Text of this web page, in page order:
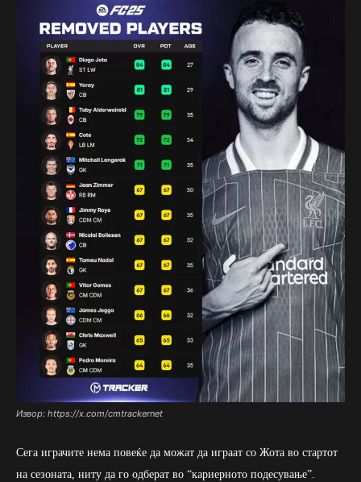
Извор: https://x.com/cmtrackernet
Сега играчите нема повеќе да можат да играат со Жота во стартот
на сезоната, ниту да го одберат во “кариерното подесување”.